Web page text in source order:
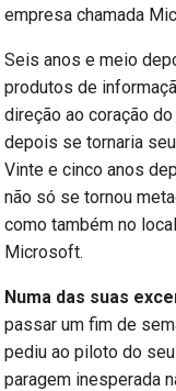
empresa chamada
Seis anos e meio
produtos de
direção ao coração
depois se tornaria
Vinte e cinco anos
não só se tornou
como também no
Microsoft.
Numa das suas
passar um fim de
pediu ao piloto do
paragem inesperada